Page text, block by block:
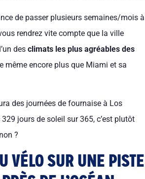
de passer plusieurs semaines/mois à
rendrez vite compte que la ville
des climats les plus agréables des
même encore plus que Miami et sa
des journées de fournaise à Los
jours de soleil sur 365, c’est plutôt
?
VÉLO SUR UNE PISTE